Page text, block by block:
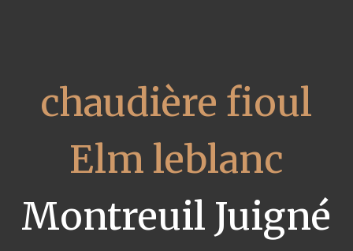
chaudière fioul
Elm leblanc
Montreuil Juigné